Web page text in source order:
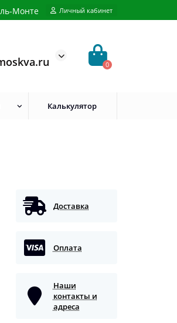
Монте Личный кабинет
0
Калькулятор
Доставка
Оплата
Наши
контакты и
адреса